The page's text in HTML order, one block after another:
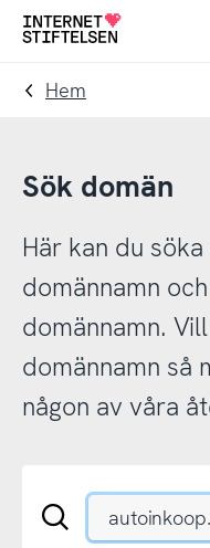
Till
navigering
Till
innehåll
Till
Hem
Sök domän
Här kan du
domännamn
domännamn.
domännamn så
någon av våra
Sök